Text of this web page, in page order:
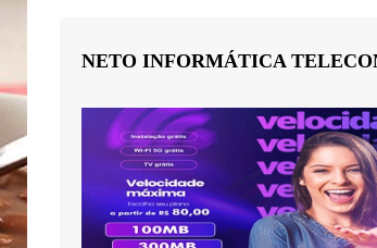
NETO INFORMÁTICA